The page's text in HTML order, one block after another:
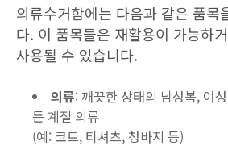
의류수거함에는 다음과 같은 품목
다. 이 품목들은 재활용이 가능하
사용될 수 있습니다.
의류: 깨끗한 상태의 남성복, 여
든 계절 의류
(예: 코트, 티셔츠, 청바지 등)